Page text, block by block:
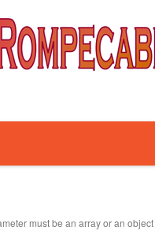
must be an array or an